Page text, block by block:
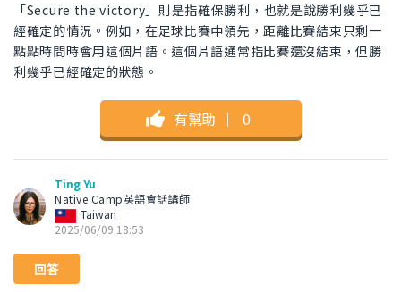
「Secure the victory」則是指確保勝利，也就是說勝利幾乎已
經確定的情況。例如，在足球比賽中領先，距離比賽結束只剩一
點點時間時會用這個片語。這個片語通常指比賽還沒結束，但勝
利幾乎已經確定的狀態。
有幫助 ｜ 0
Ting Yu
Native Camp英語會話講師
Taiwan
2025/06/09 18:53
回答